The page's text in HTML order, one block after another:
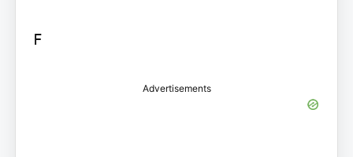
F
Advertisements